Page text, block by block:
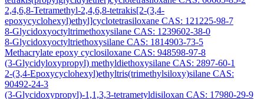
2,4,6,8-Tetramethyl-2,4,6,8-tetrakis[2-(3,4-
epoxycyclohexyl)ethyl]cyclotetrasiloxane CAS: 121225-98-7
8-Glycidoxyoctyltrimethoxysilane CAS: 1239602-38-0
8-Glycidoxyoctyltriethoxysilane CAS: 1814903-73-5
Methacrylate epoxy cyclosiloxane CAS: 948598-97-8
(3-Glycidyloxypropyl) methyldiethoxysilane CAS: 2897-60-1
2-(3,4-Epoxycyclohexyl)ethyltris(trimethylsiloxy)silane CAS:
90492-24-3
(3-Glycidoxypropyl)-1,1,3,3-tetrametyldisiloxan CAS: 17980-29-9